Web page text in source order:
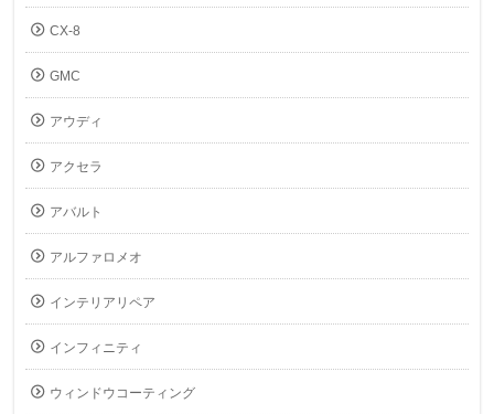
CX-8
GMC
アウディ
アクセラ
アバルト
アルファロメオ
インテリアリペア
インフィニティ
ウィンドウコーティング